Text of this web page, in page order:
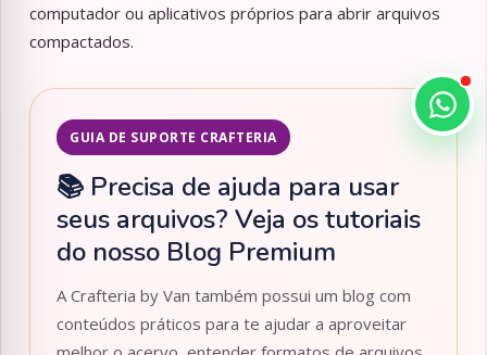
computador ou aplicativos próprios para abrir arquivos
compactados.
GUIA DE SUPORTE CRAFTERIA
📚 Precisa de ajuda para usar
seus arquivos? Veja os tutoriais
do nosso Blog Premium
A Crafteria by Van também possui um blog com
conteúdos práticos para te ajudar a aproveitar